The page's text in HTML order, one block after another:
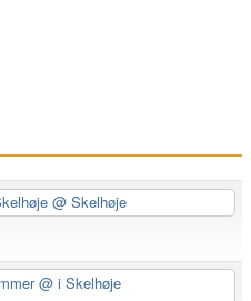
@ Skelhøje
@ i Skelhøje